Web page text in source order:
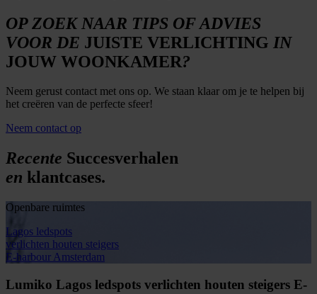
OP ZOEK NAAR TIPS OF ADVIES
VOOR DE JUISTE VERLICHTING IN
JOUW WOONKAMER?
Neem gerust contact met ons op. We staan klaar om je te helpen bij
het creëren van de perfecte sfeer!
Neem contact op
Recente Succesverhalen
en klantcases.
Openbare ruimtes
Lagos ledspots
verlichten houten steigers
E-harbour Amsterdam
Lumiko Lagos ledspots verlichten houten steigers E-